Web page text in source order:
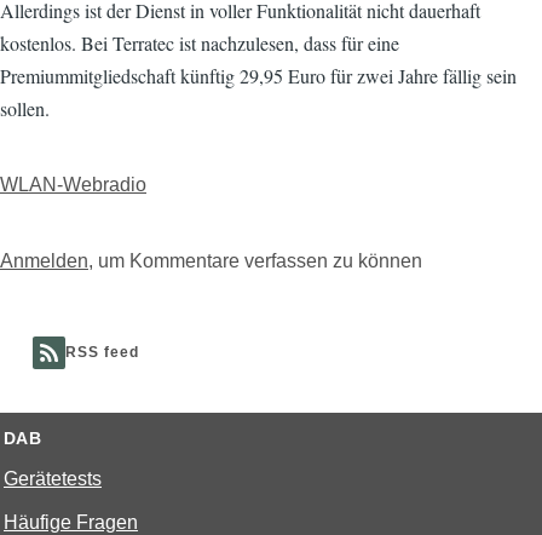
Allerdings ist der Dienst in voller Funktionalität nicht dauerhaft
kostenlos. Bei Terratec ist nachzulesen, dass für eine
Premiummitgliedschaft künftig 29,95 Euro für zwei Jahre fällig sein
sollen.
WLAN-Webradio
Anmelden, um Kommentare verfassen zu können
RSS feed
DAB
Gerätetests
Häufige Fragen